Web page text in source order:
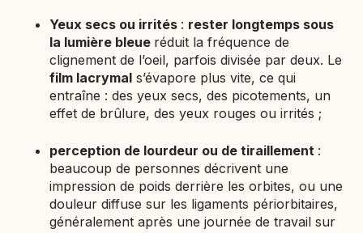
Yeux secs ou irrités : rester longtemps sous
la lumière bleue réduit la fréquence de
clignement de l’oeil, parfois divisée par deux. Le
film lacrymal s’évapore plus vite, ce qui
entraîne : des yeux secs, des picotements, un
effet de brûlure, des yeux rouges ou irrités ;
perception de lourdeur ou de tiraillement :
beaucoup de personnes décrivent une
impression de poids derrière les orbites, ou une
douleur diffuse sur les ligaments périorbitaires,
généralement après une journée de travail sur